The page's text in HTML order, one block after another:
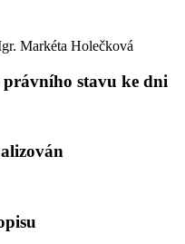
Markéta Holečková
právního stavu ke dni